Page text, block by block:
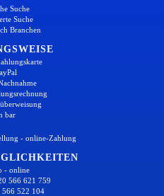
Suche
Suche
Branchen
bar
- online-Zahlung
- online
566 621 759
566 522 104